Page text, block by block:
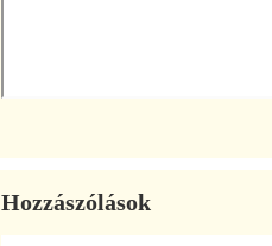
Hozzászólások